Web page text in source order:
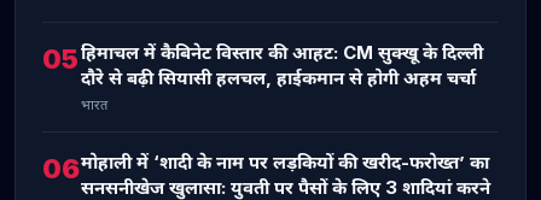
05हिमाचल में कैबिनेट विस्तार की आहट: CM सुक्खू के दिल्ली
दौरे से बढ़ी सियासी हलचल, हाईकमान से होगी अहम चर्चा
भारत
06मोहाली में ‘शादी के नाम पर लड़कियों की खरीद-फरोख्त’ का
सनसनीखेज खुलासा: युवती पर पैसों के लिए 3 शादियां करने